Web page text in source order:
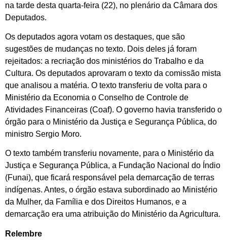
na tarde desta quarta-feira (22), no plenário da Câmara dos
Deputados.
Os deputados agora votam os destaques, que são
sugestões de mudanças no texto. Dois deles já foram
rejeitados: a recriação dos ministérios do Trabalho e da
Cultura. Os deputados aprovaram o texto da comissão mista
que analisou a matéria. O texto transferiu de volta para o
Ministério da Economia o Conselho de Controle de
Atividades Financeiras (Coaf). O governo havia transferido o
órgão para o Ministério da Justiça e Segurança Pública, do
ministro Sergio Moro.
O texto também transferiu novamente, para o Ministério da
Justiça e Segurança Pública, a Fundação Nacional do Índio
(Funai), que ficará responsável pela demarcação de terras
indígenas. Antes, o órgão estava subordinado ao Ministério
da Mulher, da Família e dos Direitos Humanos, e a
demarcação era uma atribuição do Ministério da Agricultura.
Relembre